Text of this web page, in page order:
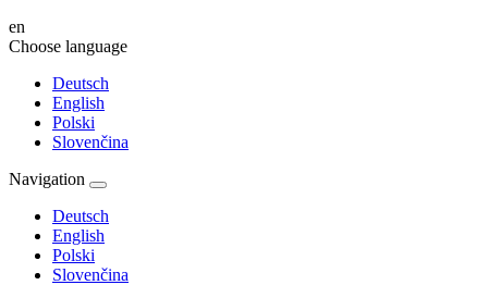
en
Choose language
Deutsch
English
Polski
Slovenčina
Navigation
Deutsch
English
Polski
Slovenčina